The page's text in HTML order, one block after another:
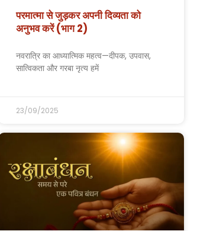
परमात्मा से जुड़कर अपनी दिव्यता को
अनुभव करें (भाग 2)
नवरात्रि का आध्यात्मिक महत्व—दीपक, उपवास,
सात्विकता और गरबा नृत्य हमें
23/09/2025